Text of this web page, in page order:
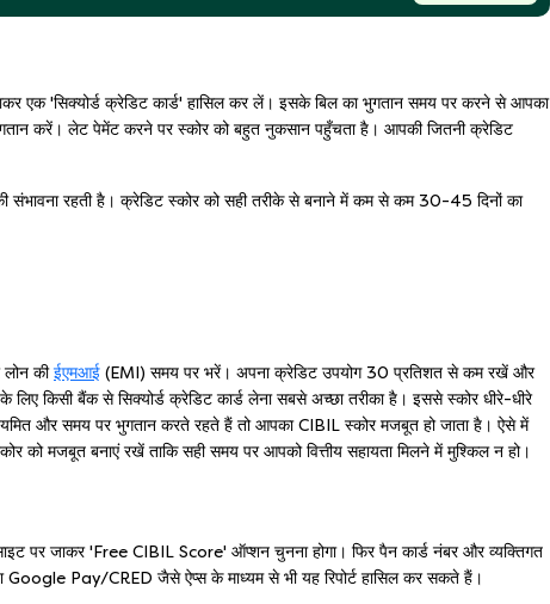
एक 'सिक्योर्ड क्रेडिट कार्ड' हासिल कर लें। इसके बिल का भुगतान समय पर करने से आपका
करें। लेट पेमेंट करने पर स्कोर को बहुत नुकसान पहुँचता है। आपकी जितनी क्रेडिट
संभावना रहती है। क्रेडिट स्कोर को सही तरीके से बनाने में कम से कम 30-45 दिनों का
लोन की ईएमआई (EMI) समय पर भरें। अपना क्रेडिट उपयोग 30 प्रतिशत से कम रखें और
किसी बैंक से सिक्योर्ड क्रेडिट कार्ड लेना सबसे अच्छा तरीका है। इससे स्कोर धीरे-धीरे
और समय पर भुगतान करते रहते हैं तो आपका CIBIL स्कोर मजबूत हो जाता है। ऐसे में
को मजबूत बनाएं रखें ताकि सही समय पर आपको वित्तीय सहायता मिलने में मुश्किल न हो।
पर जाकर 'Free CIBIL Score' ऑप्शन चुनना होगा। फिर पैन कार्ड नंबर और व्यक्तिगत
Pay/CRED जैसे ऐप्स के माध्यम से भी यह रिपोर्ट हासिल कर सकते हैं।